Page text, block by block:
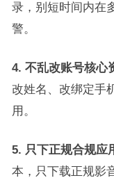
录，别短时间内在
警。
4. 不乱改账号核心
改姓名、改绑定手
用。
5. 只下正规合规应
本，只下载正规影